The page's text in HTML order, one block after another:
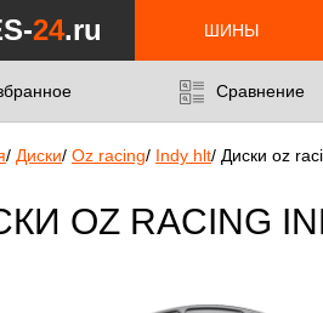
24.ru ШИНЫ
Сравнение
/ Диски/ Oz racing/ Indy hlt/ Диски oz
OZ RACING